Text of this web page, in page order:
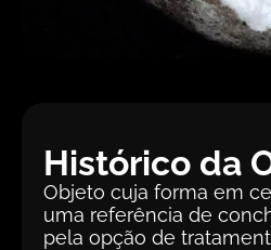
Histórico da
Objeto cuja forma em
uma referência de
pela opção de